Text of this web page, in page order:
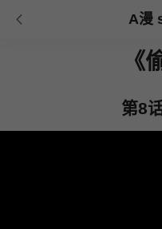
A漫
《
第8